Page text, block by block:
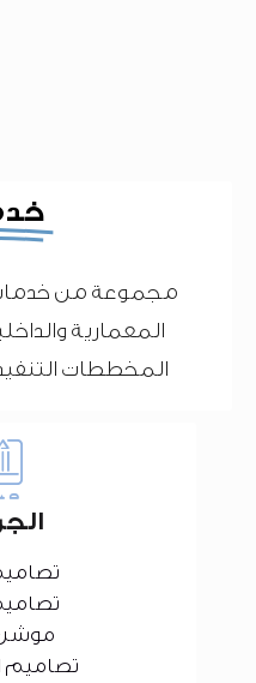
مجموعة من
المعمارية
المخططات
تصاميم